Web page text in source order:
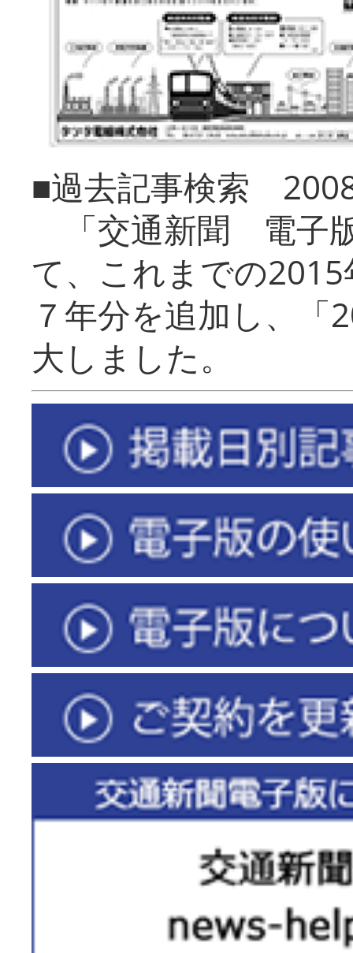
■過去記事検索
「交通新聞 電子
て、これまでの
７年分を追加し、「
大しまし